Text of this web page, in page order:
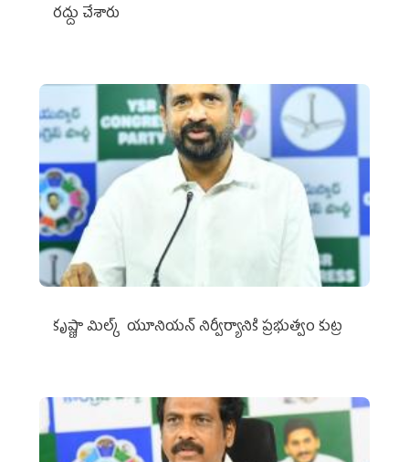
రద్దు చేశారు
కృష్ణా మిల్క్‌ యూనియన్‌ నిర్వీర్యానికి ప్రభుత్వం కుట్ర